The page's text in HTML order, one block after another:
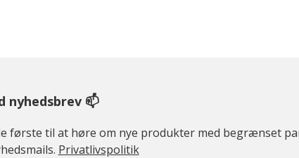
nyhedsbrev 📫
første til at høre om nye produkter med begrænset
Privatlivspolitik